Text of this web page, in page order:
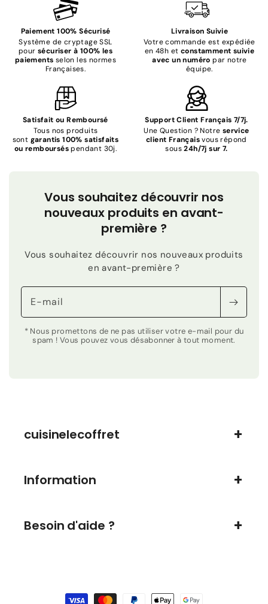
Paiement 100% Sécurisé
Système de cryptage SSL
pour sécuriser à 100% les
paiements selon les normes
Françaises.
Livraison Suivie
Votre commande est expédiée
en 48h et constamment suivie
avec un numéro par notre
équipe.
Satisfait ou Remboursé
Tous nos produits
sont garantis 100% satisfaits
ou rembourséspendant 30j.
Support Client Français 7/7j.
Une Question ? Notre service
client Françaisvous répond
sous24h/7j sur 7.
Vous souhaitez découvrir nos
nouveaux produits en avant-
première ?
Vous souhaitez découvrir nos nouveaux produits
en avant-première ?
E-mail
* Nous promettons de ne pas utiliser votre e-mail pour du
spam ! Vous pouvez vous désabonner à tout moment.
cuisinelecoffret
Information
Besoin d'aide ?
de